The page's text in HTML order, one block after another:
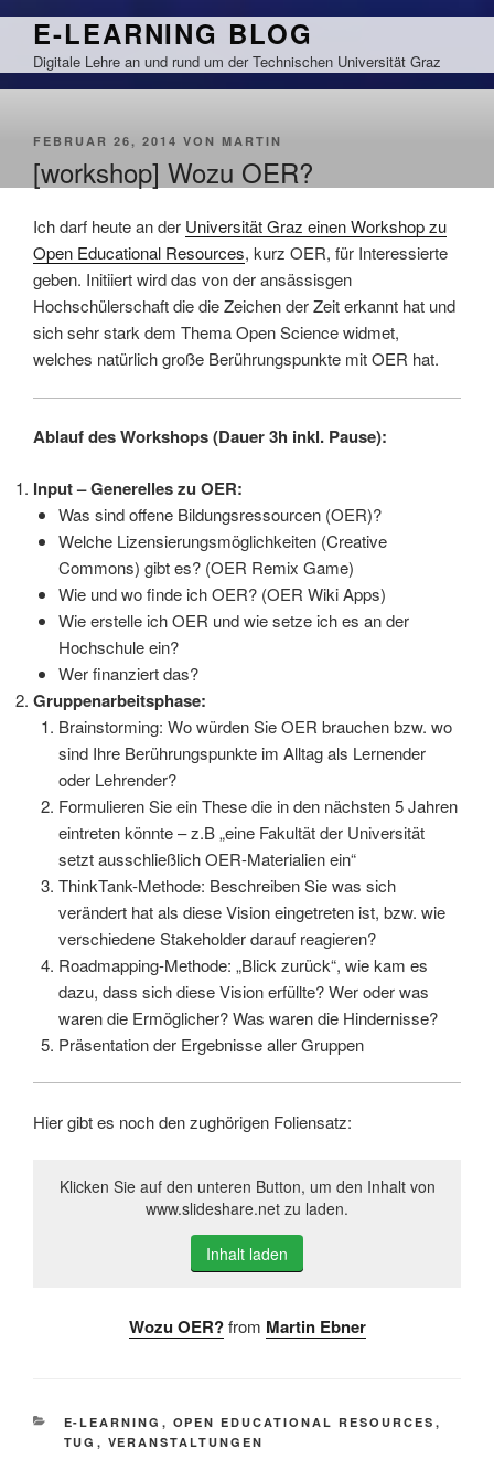
Zum
springen
E-LEARNING BLOG
Digitale Lehre an und rund um der Technischen Universität Graz
VERÖFFENTLICHT
FEBRUAR 26, 2014 VON MARTIN
[workshop] Wozu OER?
Ich darf heute an der Universität Graz einen Workshop zu
Open Educational Resources, kurz OER, für Interessierte
geben. Initiiert wird das von der ansässisgen
Hochschülerschaft die die Zeichen der Zeit erkannt hat und
sich sehr stark dem Thema Open Science widmet,
welches natürlich große Berührungspunkte mit OER hat.
Ablauf des Workshops (Dauer 3h inkl. Pause):
Input – Generelles zu OER:
Was sind offene Bildungsressourcen (OER)?
Welche Lizensierungsmöglichkeiten (Creative
Commons) gibt es? (OER Remix Game)
Wie und wo finde ich OER? (OER Wiki Apps)
Wie erstelle ich OER und wie setze ich es an der
Hochschule ein?
Wer finanziert das?
Gruppenarbeitsphase:
Brainstorming: Wo würden Sie OER brauchen bzw. wo
sind Ihre Berührungspunkte im Alltag als Lernender
oder Lehrender?
Formulieren Sie ein These die in den nächsten 5 Jahren
eintreten könnte – z.B „eine Fakultät der Universität
setzt ausschließlich OER-Materialien ein“
ThinkTank-Methode: Beschreiben Sie was sich
verändert hat als diese Vision eingetreten ist, bzw. wie
verschiedene Stakeholder darauf reagieren?
Roadmapping-Methode: „Blick zurück“, wie kam es
dazu, dass sich diese Vision erfüllte? Wer oder was
waren die Ermöglicher? Was waren die Hindernisse?
Präsentation der Ergebnisse aller Gruppen
Hier gibt es noch den zughörigen Foliensatz:
Klicken Sie auf den unteren Button, um den Inhalt von
www.slideshare.net zu laden.
Inhalt laden
Wozu OER? from Martin Ebner
KATEGORIEN
E-LEARNING , OPEN EDUCATIONAL RESOURCES ,
TUG , VERANSTALTUNGEN